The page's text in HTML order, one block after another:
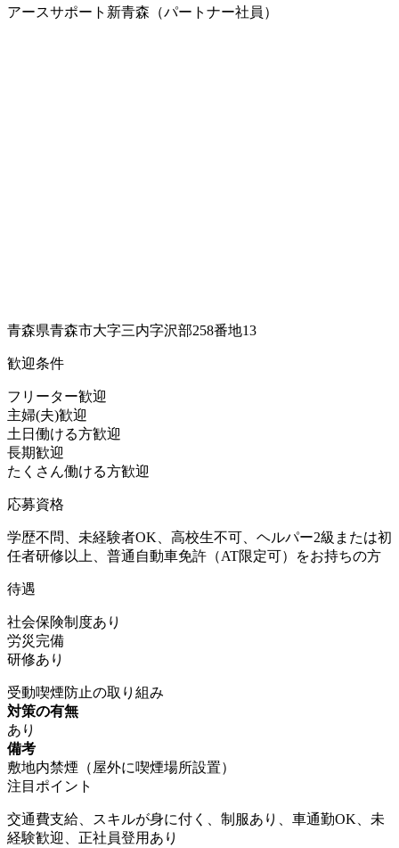
アースサポート新青森（パートナー社員）
青森県青森市大字三内字沢部258番地13
歓迎条件
フリーター歓迎
主婦(夫)歓迎
土日働ける方歓迎
長期歓迎
たくさん働ける方歓迎
応募資格
学歴不問、未経験者OK、高校生不可、ヘルパー2級または初
任者研修以上、普通自動車免許（AT限定可）をお持ちの方
待遇
社会保険制度あり
労災完備
研修あり
受動喫煙防止の取り組み
対策の有無
あり
備考
敷地内禁煙（屋外に喫煙場所設置）
注目ポイント
交通費支給、スキルが身に付く、制服あり、車通勤OK、未
経験歓迎、正社員登用あり